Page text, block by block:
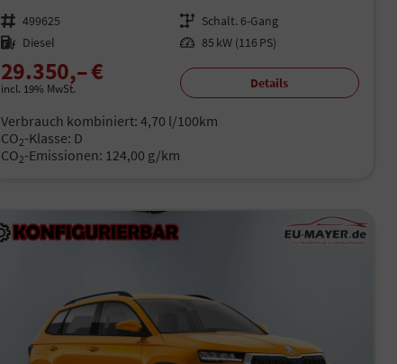
Fahrzeugnr. 499625 Getriebe Schalt. 6-Gang
Kraftstoff Diesel Leistung 85 kW (116 PS)
29.350,– €
incl. 19% MwSt. Details
Verbrauch kombiniert: 4,70 l/100km
CO2-Klasse: D
CO2-Emissionen: 124,00 g/km